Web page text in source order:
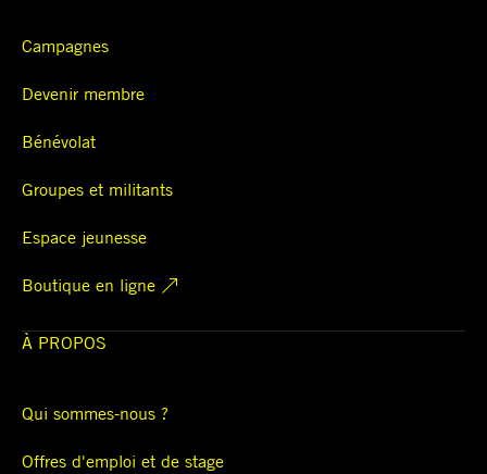
Campagnes
Devenir membre
Bénévolat
Groupes et militants
Espace jeunesse
Boutique en ligne
À PROPOS
Qui sommes-nous ?
Offres d'emploi et de stage